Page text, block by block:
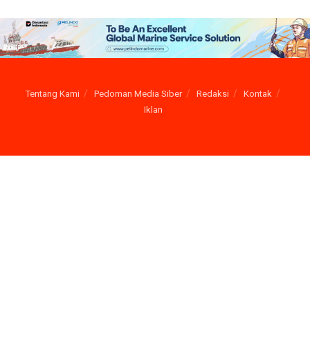
Tentang Kami Pedoman Media Siber Redaksi
Kontak
Iklan